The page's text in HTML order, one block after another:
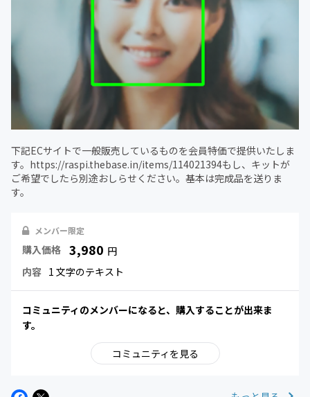
下記ECサイトで一般販売しているものを会員特価で提供いたしま
す。https://raspi.thebase.in/items/114021394もし、キットが
ご希望でしたら別途おしらせください。基本は完成品を送りま
す。
メンバー限定
購入価格 3,980 円
内容 1 文字のテキスト
コミュニティのメンバーになると、購入することが出来ま
す。
コミュニティを見る